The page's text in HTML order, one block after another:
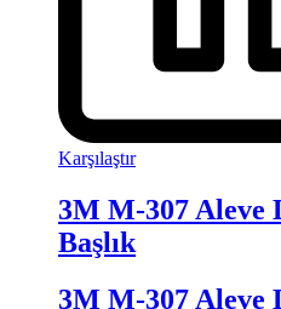
Karşılaştır
3M M-307 Aleve
Başlık
3M M-307 Aleve